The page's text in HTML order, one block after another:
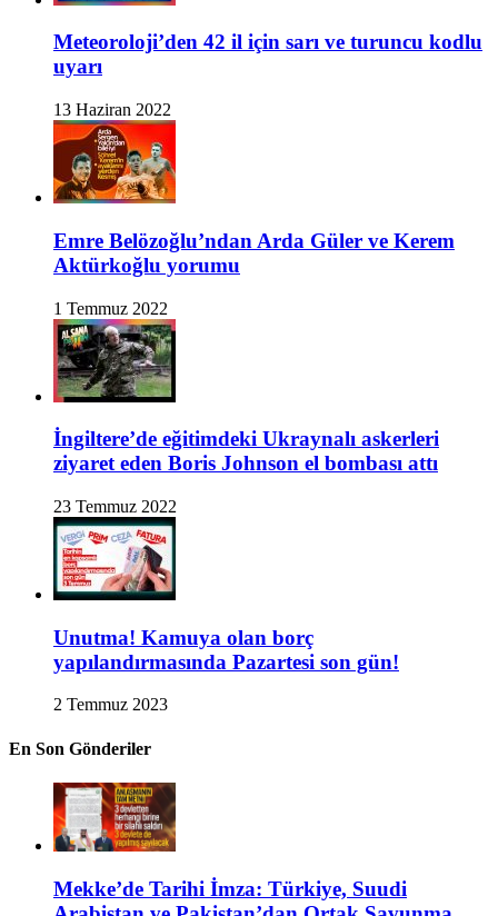
Meteoroloji’den 42 il için sarı ve turuncu kodlu
uyarı
13 Haziran 2022
Emre Belözoğlu’ndan Arda Güler ve Kerem
Aktürkoğlu yorumu
1 Temmuz 2022
İngiltere’de eğitimdeki Ukraynalı askerleri
ziyaret eden Boris Johnson el bombası attı
23 Temmuz 2022
Unutma! Kamuya olan borç
yapılandırmasında Pazartesi son gün!
2 Temmuz 2023
En Son Gönderiler
Mekke’de Tarihi İmza: Türkiye, Suudi